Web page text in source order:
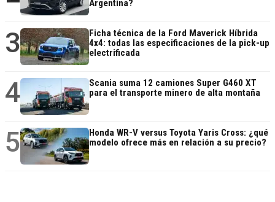
Argentina?
3
Ficha técnica de la Ford Maverick Híbrida
4x4: todas las especificaciones de la pick-up
electrificada
4
Scania suma 12 camiones Super G460 XT
para el transporte minero de alta montaña
5
Honda WR-V versus Toyota Yaris Cross: ¿qué
modelo ofrece más en relación a su precio?